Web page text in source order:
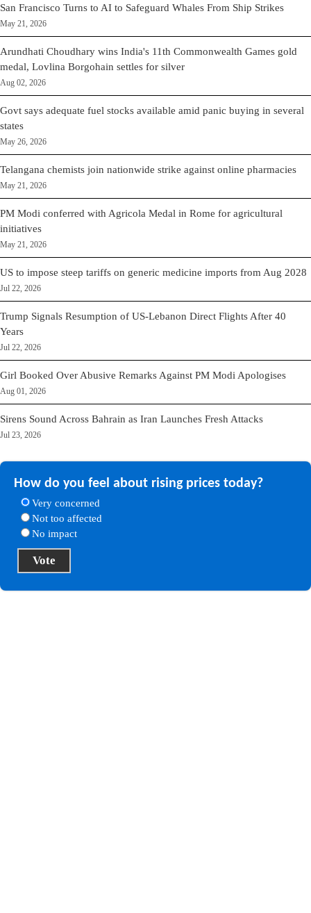
San Francisco Turns to AI to Safeguard Whales From Ship Strikes
May 21, 2026
Arundhati Choudhary wins India's 11th Commonwealth Games gold
medal, Lovlina Borgohain settles for silver
Aug 02, 2026
Govt says adequate fuel stocks available amid panic buying in several
states
May 26, 2026
Telangana chemists join nationwide strike against online pharmacies
May 21, 2026
PM Modi conferred with Agricola Medal in Rome for agricultural
initiatives
May 21, 2026
US to impose steep tariffs on generic medicine imports from Aug 2028
Jul 22, 2026
Trump Signals Resumption of US-Lebanon Direct Flights After 40
Years
Jul 22, 2026
Girl Booked Over Abusive Remarks Against PM Modi Apologises
Aug 01, 2026
Sirens Sound Across Bahrain as Iran Launches Fresh Attacks
Jul 23, 2026
How do you feel about rising prices today?
Very concerned
Not too affected
No impact